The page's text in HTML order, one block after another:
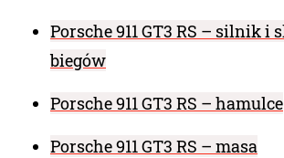
Porsche 911 GT3 RS – silnik i
biegów
Porsche 911 GT3 RS – hamulce
Porsche 911 GT3 RS – masa